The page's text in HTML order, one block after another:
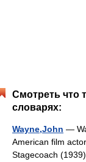
Смотреть что
словарях:
Wayne,John —
American film
Stagecoach